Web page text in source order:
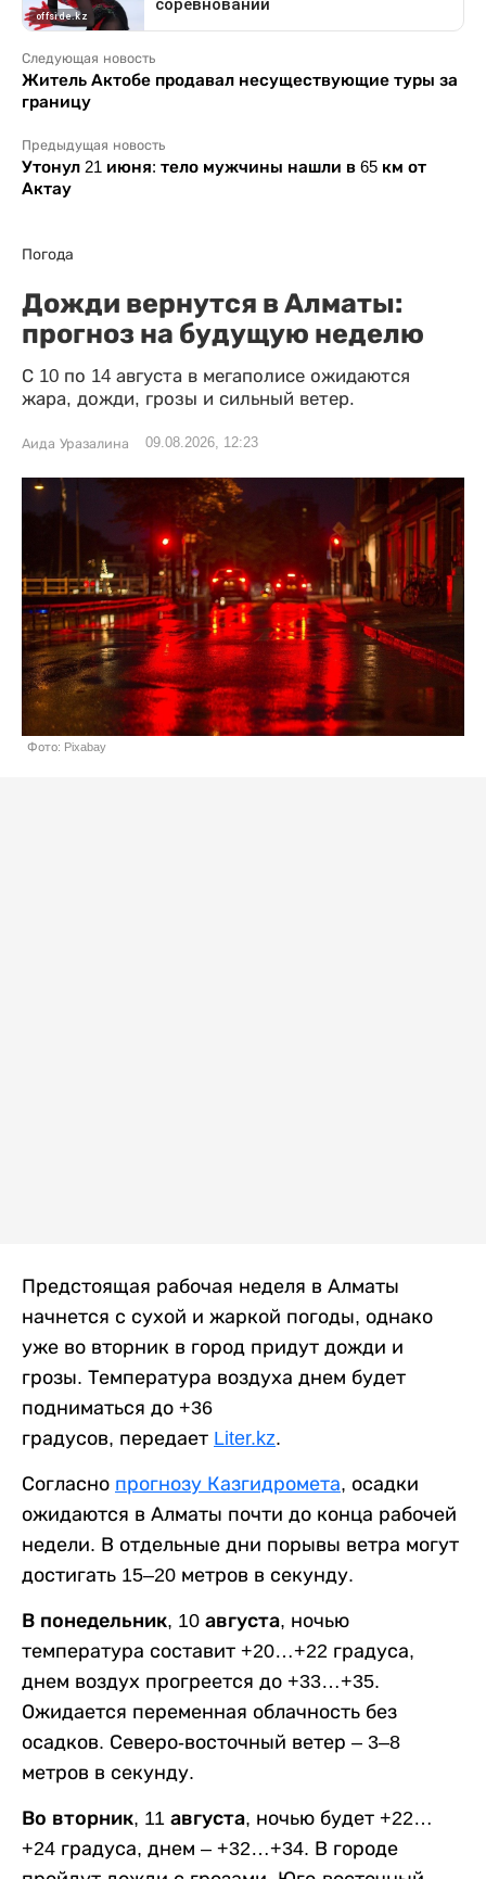
Следующая новость
Житель Актобе продавал несуществующие туры за
границу
Предыдущая новость
Утонул 21 июня: тело мужчины нашли в 65 км от
Актау
Погода
Дожди вернутся в Алматы:
прогноз на будущую неделю
С 10 по 14 августа в мегаполисе ожидаются
жара, дожди, грозы и сильный ветер.
Аида Уразалина 09.08.2026, 12:23
Фото: Pixabay
Предстоящая рабочая неделя в Алматы
начнется с сухой и жаркой погоды, однако
уже во вторник в город придут дожди и
грозы. Температура воздуха днем будет
подниматься до +36
градусов, передает Liter.kz.
Согласно прогнозу Казгидромета, осадки
ожидаются в Алматы почти до конца рабочей
недели. В отдельные дни порывы ветра могут
достигать 15–20 метров в секунду.
В понедельник, 10 августа, ночью
температура составит +20…+22 градуса,
днем воздух прогреется до +33…+35.
Ожидается переменная облачность без
осадков. Северо-восточный ветер – 3–8
метров в секунду.
Во вторник, 11 августа, ночью будет +22…
+24 градуса, днем – +32…+34. В городе